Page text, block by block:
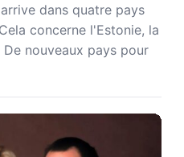
dans quatre pays
concerne l'Estonie, la
nouveaux pays pour